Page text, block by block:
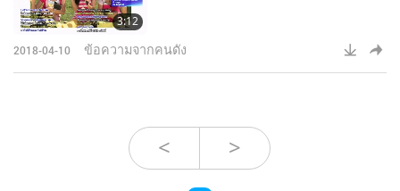
3:12
2018-04-10 ข้อความจากคนดัง
< >